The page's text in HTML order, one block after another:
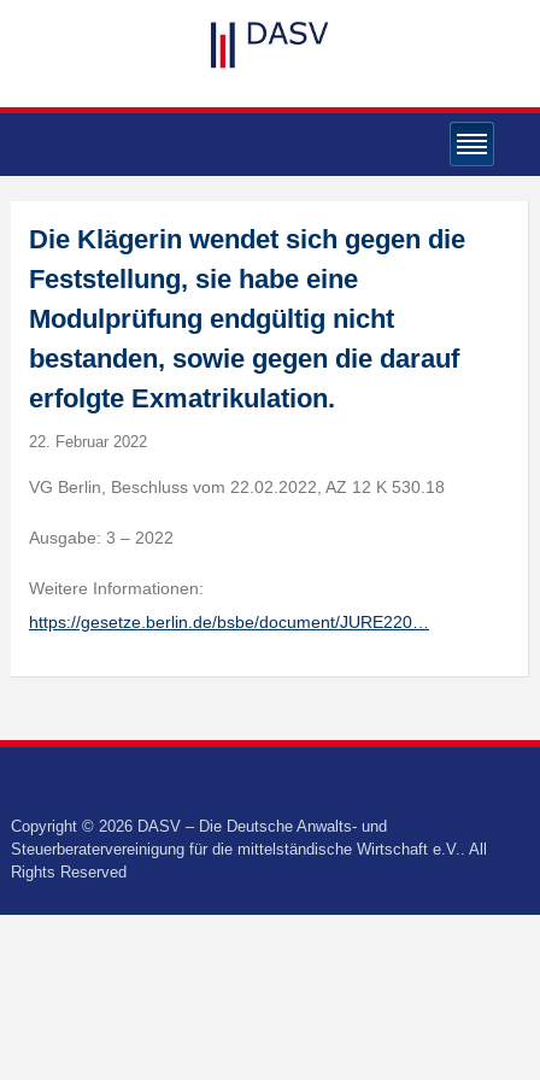
Die Klägerin wendet sich gegen die
Feststellung, sie habe eine
Modulprüfung endgültig nicht
bestanden, sowie gegen die darauf
erfolgte Exmatrikulation.
22. Februar 2022
VG Berlin, Beschluss vom 22.02.2022, AZ 12 K 530.18
Ausgabe: 3 – 2022
Weitere Informationen:
https://gesetze.berlin.de/bsbe/document/JURE220…
Copyright © 2026 DASV – Die Deutsche Anwalts- und
Steuerberatervereinigung für die mittelständische Wirtschaft e.V.. All
Rights Reserved